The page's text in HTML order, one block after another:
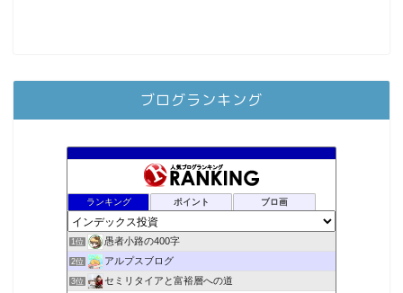
ブログランキング
ランキング ポイント ブロ画
1位 愚者小路の400字
2位 アルプスブログ
3位 セミリタイアと富裕層への道